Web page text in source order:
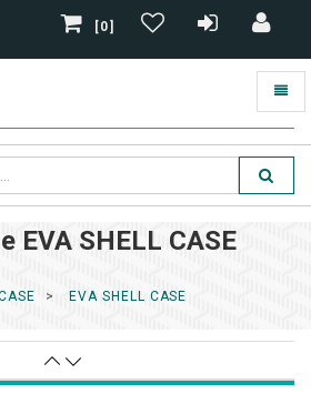
[0]
EVA SHELL CASE
EVA SHELL CASE